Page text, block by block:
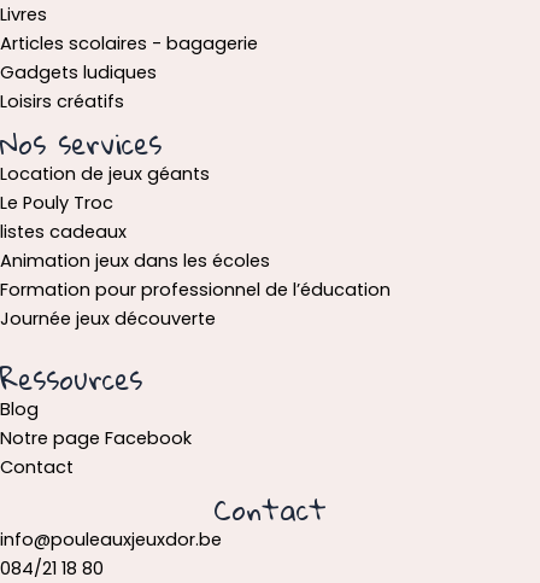
Livres
Articles scolaires - bagagerie
Gadgets ludiques
Loisirs créatifs
Nos services
Location de jeux géants
Le Pouly Troc
listes cadeaux
Animation jeux dans les écoles
Formation pour professionnel de l’éducation
Journée jeux découverte
Ressources
Blog
Notre page Facebook
Contact
Contact
info@pouleauxjeuxdor.be
084/21 18 80